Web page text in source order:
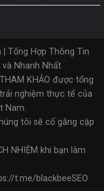
Tổng Hợp Thông Tin
Nhanh Nhất
KHẢO được tổng
nghiệm thực tế của
Nam.
tôi sẽ cố gắng cập
NHIỆM khi bạn làm
t.me/blackbeeSEO